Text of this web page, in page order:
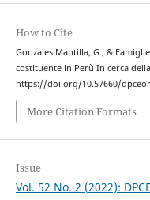
How to Cite
Gonzales Mantilla, G., &
costituente in Perù In cerca
https://doi.org/10.57660/
More Citation Formats
Issue
Vol. 52 No. 2 (2022):